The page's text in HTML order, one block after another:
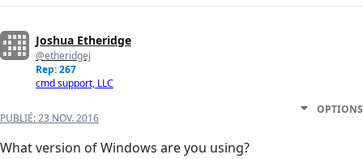
Joshua Etheridge
@etheridgej
Rep: 267
cmd support, LLC
PUBLIÉ:23 NOV. 2016
OPTIONS
What version of Windows are you using?